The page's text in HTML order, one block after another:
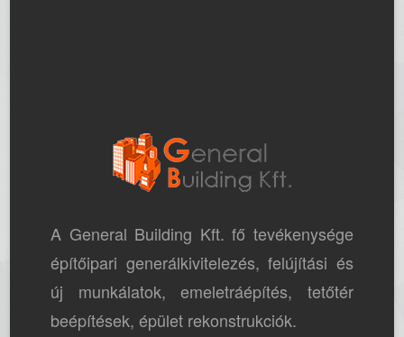
A General Building Kft. fő tevékenysége
építőipari generálkivitelezés, felújítási és
új munkálatok, emeletráépítés, tetőtér
beépítések, épület rekonstrukciók.